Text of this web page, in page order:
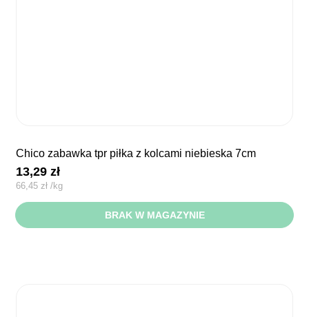
chico zabawka tpr piłka z kolcami niebieska 7cm
13,29zł
66,45 zł /kg
BRAK W MAGAZYNIE